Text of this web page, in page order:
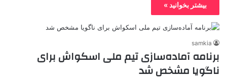
بیشتر بخوانید »
samkia
برنامه آماده‌سازی تیم ملی اسکواش برای
ناگویا مشخص شد